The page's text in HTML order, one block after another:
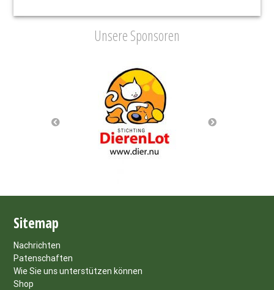
Unsere Sponsoren
Sitemap
Nachrichten
Patenschaften
Wie Sie uns unterstützen können
Shop